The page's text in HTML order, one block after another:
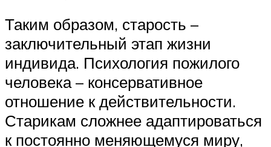
Таким образом, старость –
заключительный этап жизни
индивида. Психология пожилого
человека – консервативное
отношение к действительности.
Старикам сложнее адаптироваться
к постоянно меняющемуся миру,